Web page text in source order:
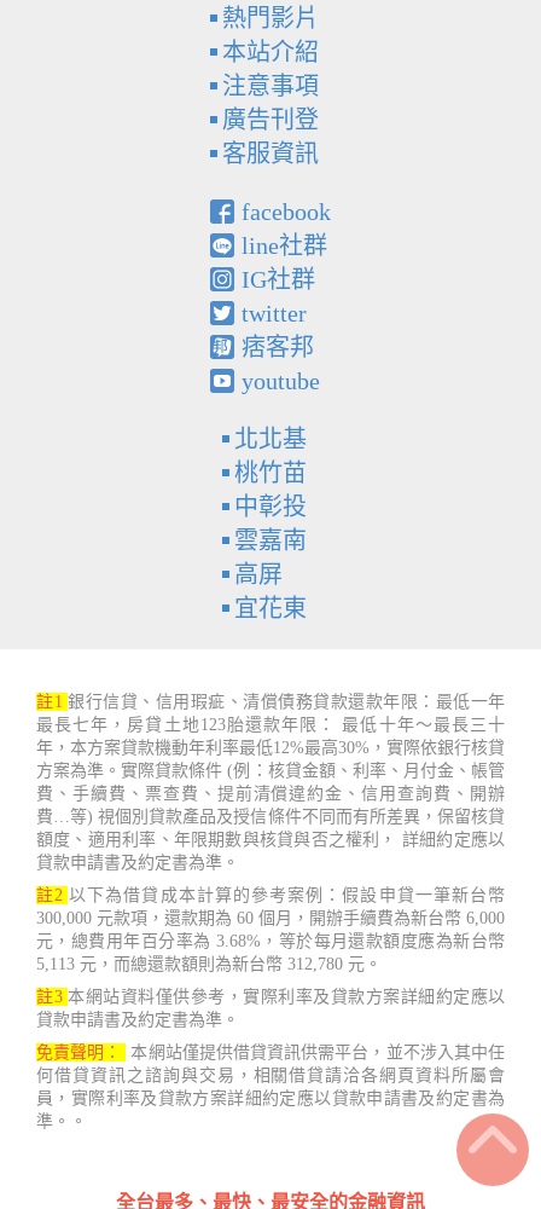
熱門影片
本站介紹
注意事項
廣告刊登
客服資訊
facebook
line社群
IG社群
twitter
痞客邦
youtube
北北基
桃竹苗
中彰投
雲嘉南
高屏
宜花東
註1 銀行信貸、信用瑕疵、清償債務貸款還款年限：最低一年
最長七年，房貸土地123胎還款年限： 最低十年～最長三十
年，本方案貸款機動年利率最低12%最高30%，實際依銀行核貸
方案為準。實際貸款條件 (例：核貸金額、利率、月付金、帳管
費、手續費、票查費、提前清償違約金、信用查詢費、開辦
費…等) 視個別貸款產品及授信條件不同而有所差異，保留核貸
額度、適用利率、年限期數與核貸與否之權利， 詳細約定應以
貸款申請書及約定書為準。
註2 以下為借貸成本計算的參考案例：假設申貸一筆新台幣
300,000 元款項，還款期為 60 個月，開辦手續費為新台幣 6,000
元，總費用年百分率為 3.68%，等於每月還款額度應為新台幣
5,113 元，而總還款額則為新台幣 312,780 元。
註3 本網站資料僅供參考，實際利率及貸款方案詳細約定應以
貸款申請書及約定書為準。
免責聲明：
本網站僅提供借貸資訊供需平台，並不涉入其中任
何借貸資訊之諮詢與交易，相關借貸請洽各網頁資料所屬會
員，實際利率及貸款方案詳細約定應以貸款申請書及約定書為
準。。
全台最多、最快、最安全的金融資訊